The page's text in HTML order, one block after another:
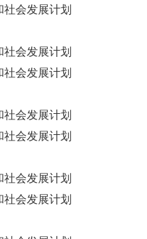
会发展计划
会发展计划
会发展计划
会发展计划
会发展计划
会发展计划
会发展计划